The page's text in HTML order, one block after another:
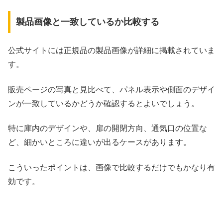
製品画像と一致しているか比較する
公式サイトには正規品の製品画像が詳細に掲載されていま
す。
販売ページの写真と見比べて、パネル表示や側面のデザイ
ンが一致しているかどうか確認するとよいでしょう。
特に庫内のデザインや、扉の開閉方向、通気口の位置な
ど、細かいところに違いが出るケースがあります。
こういったポイントは、画像で比較するだけでもかなり有
効です。